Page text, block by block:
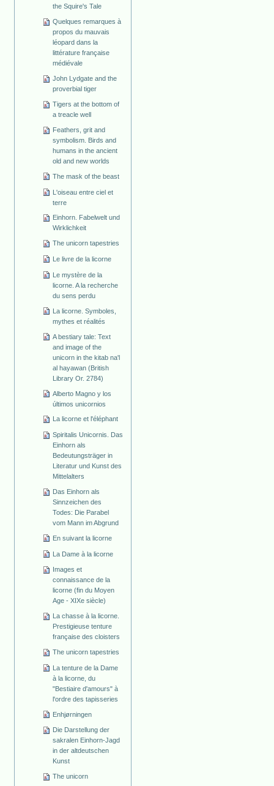
the Squire's Tale
Quelques remarques à
propos du mauvais
léopard dans la
littérature française
médiévale
John Lydgate and the
proverbial tiger
Tigers at the bottom of
a treacle well
Feathers, grit and
symbolism. Birds and
humans in the ancient
old and new worlds
The mask of the beast
L'oiseau entre ciel et
terre
Einhorn. Fabelwelt und
Wirklichkeit
The unicorn tapestries
Le livre de la licorne
Le mystère de la
licorne. A la recherche
du sens perdu
La licorne. Symboles,
mythes et réalités
A bestiary tale: Text
and image of the
unicorn in the kitab na'l
al hayawan (British
Library Or. 2784)
Alberto Magno y los
últimos unicornios
La licorne et l'éléphant
Spiritalis Unicornis. Das
Einhorn als
Bedeutungsträger in
Literatur und Kunst des
Mittelalters
Das Einhorn als
Sinnzeichen des
Todes: Die Parabel
vom Mann im Abgrund
En suivant la licorne
La Dame à la licorne
Images et
connaissance de la
licorne (fin du Moyen
Age - XIXe siècle)
La chasse à la licorne.
Prestigieuse tenture
française des cloisters
The unicorn tapestries
La tenture de la Dame
à la licorne, du
"Bestiaire d'amours" à
l'ordre des tapisseries
Enhjørningen
Die Darstellung der
sakralen Einhorn-Jagd
in der altdeutschen
Kunst
The unicorn